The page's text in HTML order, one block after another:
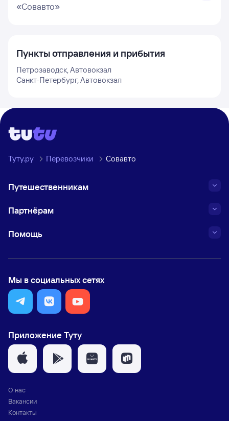
«Совавто»
Пункты отправления и прибытия
Петрозаводск, Автовокзал
Санкт-Петербург, Автовокзал
Туту.ру Перевозчики Совавто
Путешественникам
Партнёрам
Помощь
Мы в социальных сетях
Приложение Туту
О нас
Вакансии
Контакты